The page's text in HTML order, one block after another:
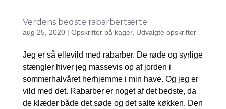
Verdens bedste rabarbertærte
aug 25, 2020| Opskrifter på kager, Udvalgte opskrifter
Jeg er så ellevild med rabarber. De røde og syrlige
stængler hiver jeg massevis op af jorden i
sommerhalvåret herhjemme i min have. Og jeg er
vild med det. Rabarber er noget af det bedste, da
de klæder både det søde og det salte køkken. Den